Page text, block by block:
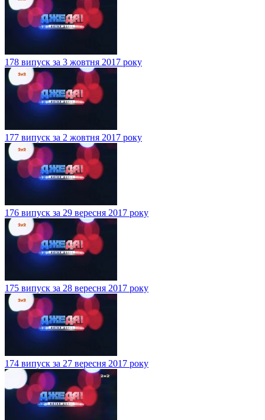
178 випуск за 3 жовтня 2017 року
177 випуск за 2 жовтня 2017 року
176 випуск за 29 вересня 2017 року
175 випуск за 28 вересня 2017 року
174 випуск за 27 вересня 2017 року